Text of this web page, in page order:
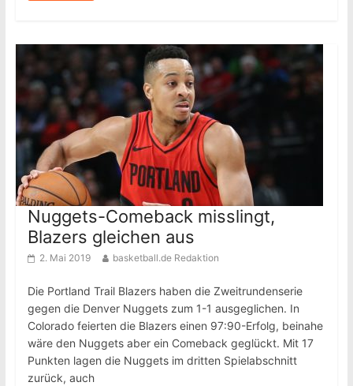
Nuggets-Comeback misslingt,
Blazers gleichen aus
2. Mai 2019 basketball.de Redaktion
Die Portland Trail Blazers haben die Zweitrundenserie
gegen die Denver Nuggets zum 1-1 ausgeglichen. In
Colorado feierten die Blazers einen 97:90-Erfolg, beinahe
wäre den Nuggets aber ein Comeback geglückt. Mit 17
Punkten lagen die Nuggets im dritten Spielabschnitt
zurück, auch